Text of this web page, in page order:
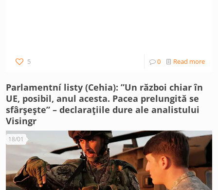
5 0 Read more
Parlamentní listy (Cehia): ”Un război chiar în
UE, posibil, anul acesta. Pacea prelungită se
sfârșește” – declarațiile dure ale analistului
Visingr
18/01